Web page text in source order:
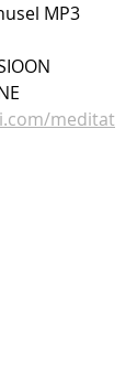
MP3
meditat